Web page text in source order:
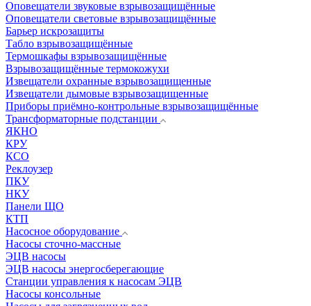
Оповещатели звуковые взрывозащищённые
Оповещатели световые взрывозащищённые
Барьер искрозащиты
Табло взрывозащищённые
Термошкафы взрывозащищённые
Взрывозащищённые термокожухи
Извещатели охранные взрывозащищенные
Извещатели дымовые взрывозащищенные
Приборы приёмно-контрольные взрывозащищённые
Трансформаторные подстанции
ЯКНО
КРУ
КСО
Реклоузер
ПКУ
НКУ
Панели ЩО
КТП
Насосное оборудование
Насосы сточно-массные
ЭЦВ насосы
ЭЦВ насосы энергосберегающие
Станции управления к насосам ЭЦВ
Насосы консольные